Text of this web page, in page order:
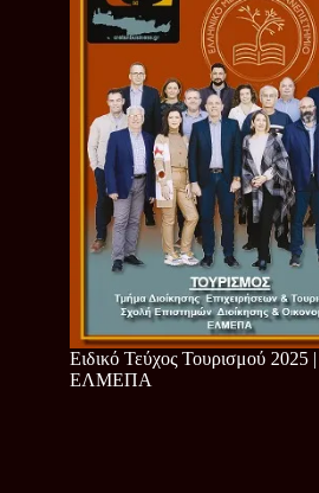
Ειδικό Τεύχος Τουρισμού 2025 |
ΕΛΜΕΠΑ